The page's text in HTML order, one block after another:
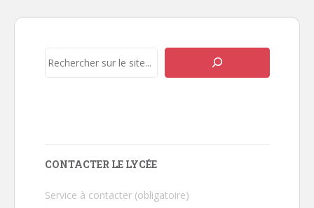
CONTACTER LE LYCÉE
Service à contacter (obligatoire)